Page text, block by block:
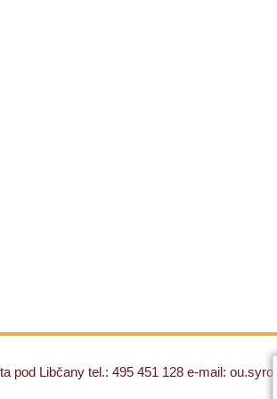
pod Libčany tel.: 495 451 128 e-mail: